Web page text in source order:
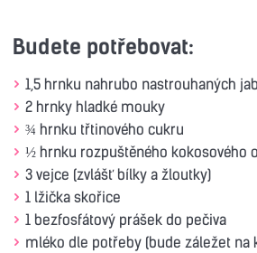
Budete potřebovat:
1,5 hrnku nahrubo nastrouhaných
2 hrnky hladké mouky
¾ hrnku třtinového cukru
½ hrnku rozpuštěného kokosového
3 vejce (zvlášť bílky a žloutky)
1 lžička skořice
1 bezfosfátový prášek do pečiva
mléko dle potřeby (bude záležet na